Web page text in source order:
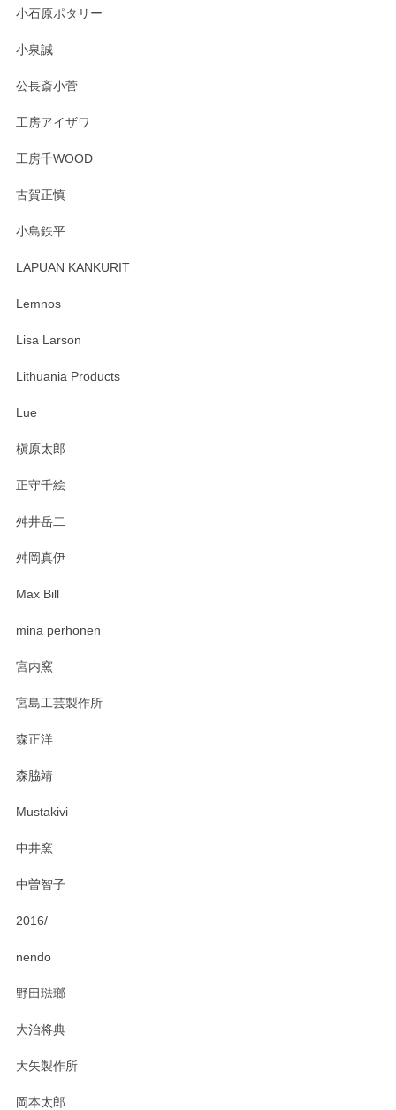
す。 素敵な湯呑みでとても気に入りました。 発送も早く、
たm(_)m
います。無事に届いたようで安心いたしまし
おかけしました。 ありがとうございます。
小石原ポタリー
小泉誠
公長斎小菅
工房アイザワ
工房千WOOD
古賀正慎
小島鉄平
LAPUAN KANKURIT
Lemnos
Lisa Larson
Lithuania Products
Lue
槇原太郎
正守千絵
舛井岳二
舛岡真伊
Max Bill
mina perhonen
宮内窯
宮島工芸製作所
森正洋
森脇靖
Mustakivi
中井窯
中曽智子
2016/
nendo
野田琺瑯
大治将典
大矢製作所
岡本太郎